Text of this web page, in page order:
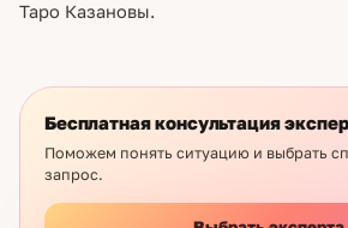
Таро Казановы.
Бесплатная консультация
Поможем понять ситуацию и выбрать
запрос.